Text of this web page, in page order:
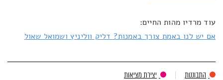
עוד מרדיו מהות החיים:
אם יש לנו באמת צורך באמנות? דליק ווליניץ ושמואל שאול
התבוננות יצירת מציאות